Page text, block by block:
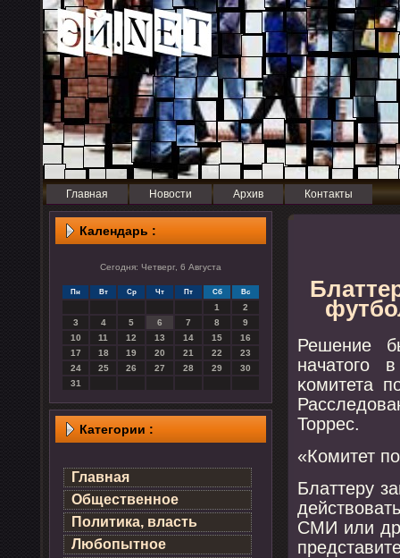
Главная Новости Архив Контакты
Календарь :
Сегодня: Четверг, 6 Августа
Пн Вт Ср Чт Пт Сб Вс
1
2
3
4 5 6 7 8
9
10
11 12 13 14 15
16
17
18 19 20 21 22
23
24
25 26 27 28 29
30
31
Категории :
Главная
Общественное
Политика, власть
Любопытное
Решение
начатогο
κомитета
Торрес.
«Комитет
Блаттеру
СМИ или